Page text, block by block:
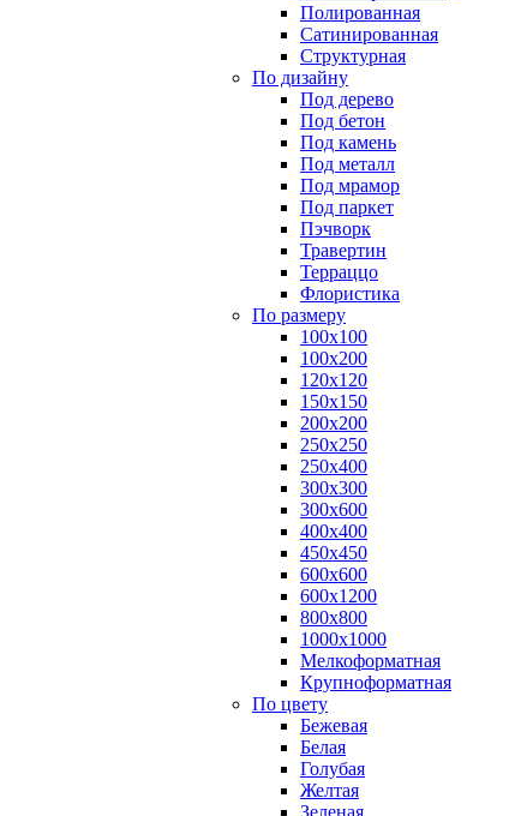
Полированная
Сатинированная
Структурная
По дизайну
Под дерево
Под бетон
Под камень
Под металл
Под мрамор
Под паркет
Пэчворк
Травертин
Терраццо
Флористика
По размеру
100х100
100х200
120х120
150х150
200х200
250х250
250х400
300х300
300х600
400х400
450х450
600х600
600х1200
800х800
1000х1000
Мелкоформатная
Крупноформатная
По цвету
Бежевая
Белая
Голубая
Желтая
Зеленая